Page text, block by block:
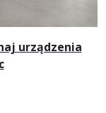
urządzenia